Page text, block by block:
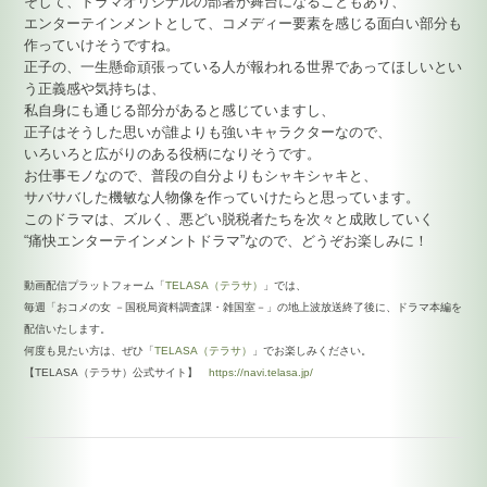
エンターテインメントとして、コメディー要素を感じる面白い部分も
作っていけそうですね。
正子の、一生懸命頑張っている人が報われる世界であってほしいとい
う正義感や気持ちは、
私自身にも通じる部分があると感じていますし、
正子はそうした思いが誰よりも強いキャラクターなので、
いろいろと広がりのある役柄になりそうです。
お仕事モノなので、普段の自分よりもシャキシャキと、
サバサバした機敏な人物像を作っていけたらと思っています。
このドラマは、ズルく、悪どい脱税者たちを次々と成敗していく
“痛快エンターテインメントドラマ”なので、どうぞお楽しみに！
動画配信プラットフォーム「TELASA（テラサ）
」では、
毎週「おコメの女 －国税局資料調査課・雑国室－」の地上波放送終了後に、ドラマ本編を
配信いたします。
何度も見たい方は、ぜひ「TELASA（テラサ）
」でお楽しみください。
【TELASA（テラサ）公式サイト】https://navi.telasa.jp/